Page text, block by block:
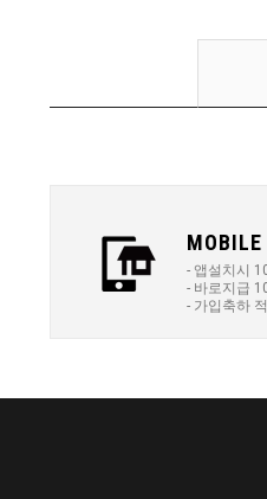
- 앱설치시
- 바로지급
- 가입축하